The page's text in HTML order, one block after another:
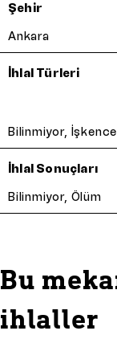
Şehir
Ankara
İhlal Türleri
Bilinmiyor, İşkence
İhlal Sonuçları
Bilinmiyor, Ölüm
Bu
ihlaller